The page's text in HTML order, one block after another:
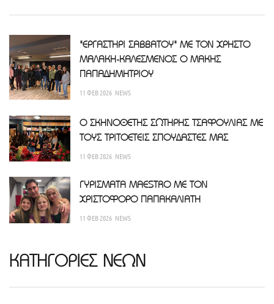
"ΕΡΓΑΣΤΗΡΙ ΣΑΒΒΑΤΟΥ" ΜΕ ΤΟΝ ΧΡΗΣΤΟ
ΜΑΛΑΚΗ-ΚΑΛΕΣΜΕΝΟΣ Ο ΜΑΚΗΣ
ΠΑΠΑΔΗΜΗΤΡΙΟΥ
11 ΦΕΒ 2026 NEWS
Ο ΣΚΗΝΟΘΕΤΗΣ ΣΩΤΗΡΗΣ ΤΣΑΦΟΥΛΙΑΣ ΜΕ
ΤΟΥΣ ΤΡΙΤΟΕΤΕΙΣ ΣΠΟΥΔΑΣΤΕΣ ΜΑΣ
11 ΦΕΒ 2026 NEWS
ΓΥΡΙΣΜΑΤΑ MAESTRO ΜΕ ΤΟΝ
ΧΡΙΣΤΟΦΟΡΟ ΠΑΠΑΚΑΛΙΑΤΗ
11 ΦΕΒ 2026 NEWS
ΚΑΤΗΓΟΡΙΕΣ ΝΕΩΝ